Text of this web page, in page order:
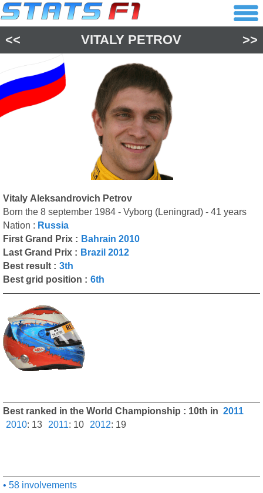
<< VITALY PETROV >>
Vitaly Aleksandrovich Petrov
Born the 8 september 1984 - Vyborg (Leningrad) - 41 years
Nation : Russia
First Grand Prix : Bahrain 2010
Last Grand Prix : Brazil 2012
Best result : 3th
Best grid position : 6th
Best ranked in the World Championship : 10th in 2011
2010: 13 2011: 10 2012: 19
58 involvements